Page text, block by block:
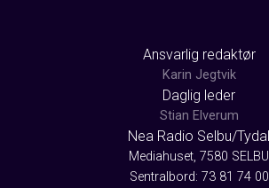
Ansvarlig redaktør
Karin Jegtvik
Daglig leder
Stian Elverum
Nea Radio Selbu/Tydal
Mediahuset, 7580 SELBU
Sentralbord: 73 81 74 00